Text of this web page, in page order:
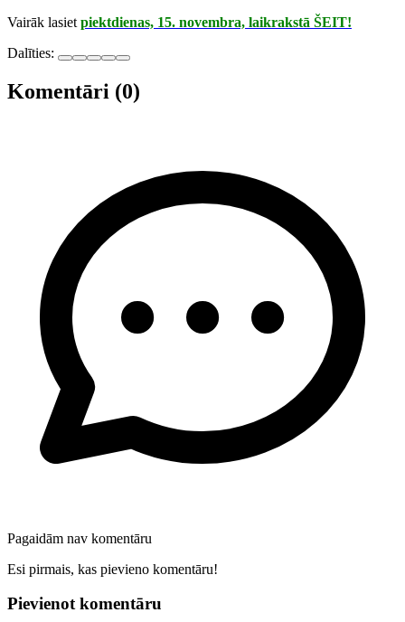
Vairāk lasiet piektdienas, 15. novembra, laikrakstā ŠEIT!
Dalīties:
Komentāri (0)
Pagaidām nav komentāru
Esi pirmais, kas pievieno komentāru!
Pievienot komentāru